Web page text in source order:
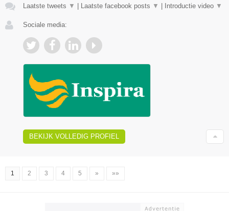
Laatste tweets ▼ Laatste facebook posts ▼ Introductie video ▼
Sociale media:
BEKIJK VOLLEDIG PROFIEL
1 2 3 4 5 » »»